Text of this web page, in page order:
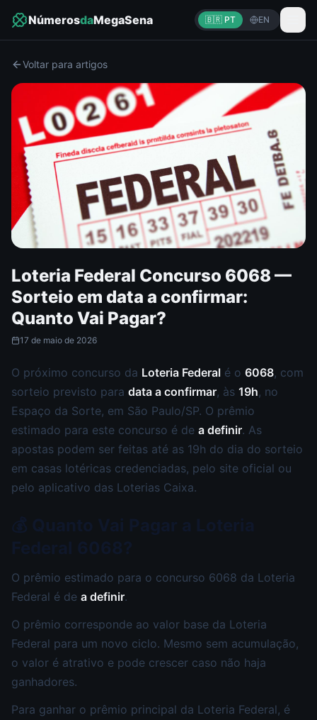
NúmerosdaMegaSena 🇧🇷 PT EN
Voltar para artigos
Loteria Federal Concurso 6068 —
Sorteio em data a confirmar:
Quanto Vai Pagar?
17 de maio de 2026
O próximo concurso da Loteria Federal é o 6068, com
sorteio previsto para data a confirmar, às 19h, no
Espaço da Sorte, em São Paulo/SP. O prêmio
estimado para este concurso é de a definir. As
apostas podem ser feitas até as 19h do dia do sorteio
em casas lotéricas credenciadas, pelo site oficial ou
pelo aplicativo das Loterias Caixa.
O prêmio estimado para o concurso 6068 da Loteria
Federal é de a definir.
O prêmio corresponde ao valor base da Loteria
Federal para um novo ciclo. Mesmo sem acumulação,
o valor é atrativo e pode crescer caso não haja
ganhadores.
Para ganhar o prêmio principal da Loteria Federal, é